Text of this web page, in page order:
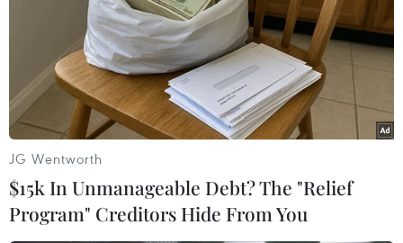
Á hậu Doanh nhân Quốc gia Việt Nam 2024 Đặng Thị Tân.
Ngày Quốc tế Yoga được Liên hợp quốc công
nhận từ năm 2014 và được tổ chức hằng năm
JG Wentworth
$15k In Unmanageable Debt? The "Relief
Program" Creditors Hide From You